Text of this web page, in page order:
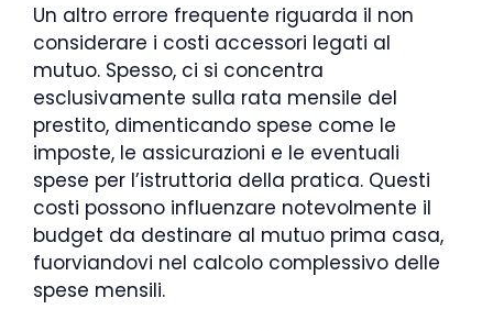
Un altro errore frequente riguarda il non
considerare i costi accessori legati al
mutuo. Spesso, ci si concentra
esclusivamente sulla rata mensile del
prestito, dimenticando spese come le
imposte, le assicurazioni e le eventuali
spese per l’istruttoria della pratica. Questi
costi possono influenzare notevolmente il
budget da destinare al mutuo prima casa,
fuorviandovi nel calcolo complessivo delle
spese mensili.